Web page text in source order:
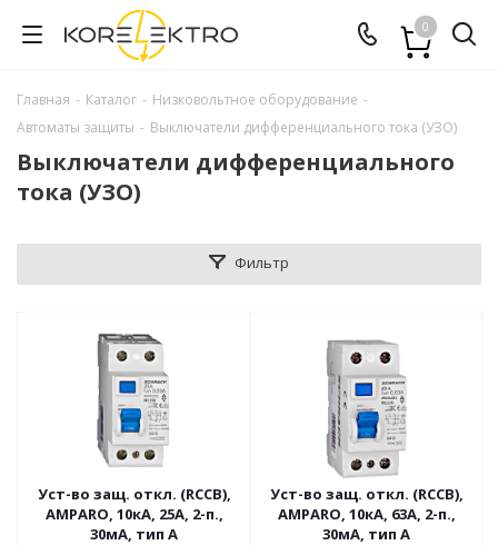
0
Главная - Каталог - Низковольтное оборудование -
Автоматы защиты - Выключатели дифференциального тока (УЗО)
Выключатели дифференциального
тока (УЗО)
Фильтр
Уст-во защ. откл. (RCCB),
AMPARO, 10кА, 25А, 2-п.,
30мА, тип A
Уст-во защ. откл. (RCCB),
AMPARO, 10кА, 63А, 2-п.,
30мА, тип A